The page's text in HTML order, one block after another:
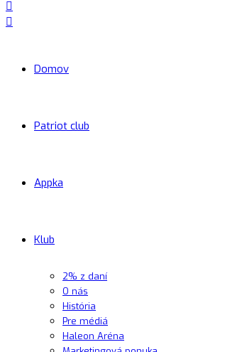
Domov
Patriot club
Appka
Klub
2% z daní
O nás
História
Pre médiá
Haleon Aréna